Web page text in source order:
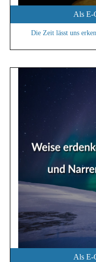
Als E-
Die Zeit lässt uns
Als E-